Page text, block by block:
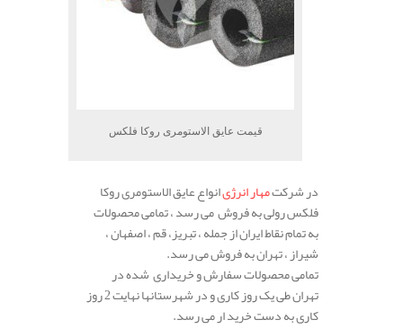
قیمت عایق الاستومری روکا فلکس
در شرکتمهار انرژیانواع عایق الاستومری روکا
فلکس رولی به فروش می رسد ، تمامی محصولات
به تمام نقاط ایران از جمله ، تبریز، قم ، اصفهان ،
شیراز ، تهران به فروش می رسد.
تمامی محصولات سفارش و خریداری شده در
تهران طی یک روز کاری و در شهرستانها نهایت 2 روز
کاری به دست خرید ار می رسد.